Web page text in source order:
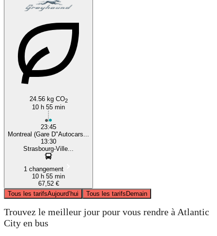
24.56 kg CO2
10 h 55 min
23:45
Montreal (Gare D"Autocars...
13:30
Strasbourg-Ville...
1 changement
10 h 55 min
67,52 €
Tous les tarifsAujourd’hui Tous les tarifsDemain
Trouvez le meilleur jour pour vous rendre à Atlantic
City en bus